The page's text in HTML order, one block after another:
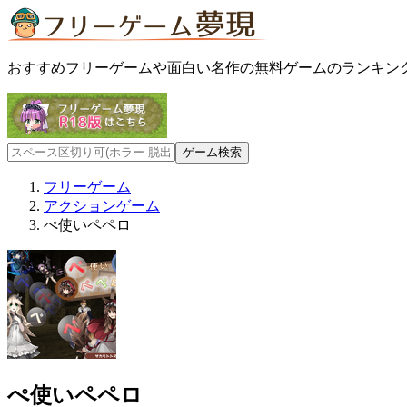
おすすめフリーゲームや面白い名作の無料ゲームのランキン
フリーゲーム
アクションゲーム
ぺ使いペペロ
ぺ使いペペロ